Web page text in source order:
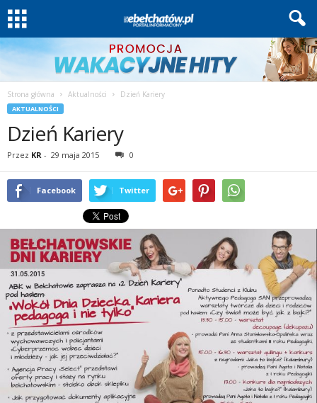
Strona główna Aktualności Dzień Kariery
AKTUALNOŚCI
Dzień Kariery
Przez KR - 29 maja 2015 0
Facebook Twitter